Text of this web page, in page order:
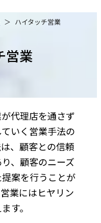
ハイタッチ営業
営業
代理店を通さず
いく営業手法の
、顧客との信頼
、顧客のニーズ
案を行うことが
業にはヒヤリン
す。